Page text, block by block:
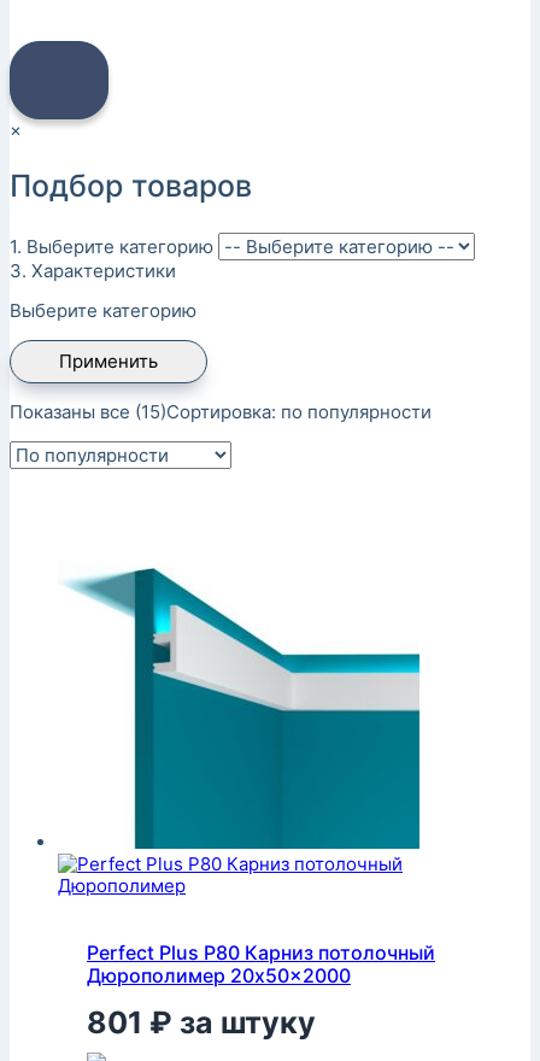
×
Подбор товаров
1. Выберите категорию
3. Характеристики
Выберите категорию
Применить
Показаны все (15)Сортировка: по популярности
Perfect Plus P80 Карниз потолочный
Дюрополимер 20x50x2000
801 ₽ за штуку